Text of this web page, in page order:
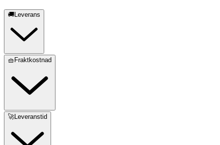
🚚Leverans
🧺Fraktkostnad
🚀Leveranstid